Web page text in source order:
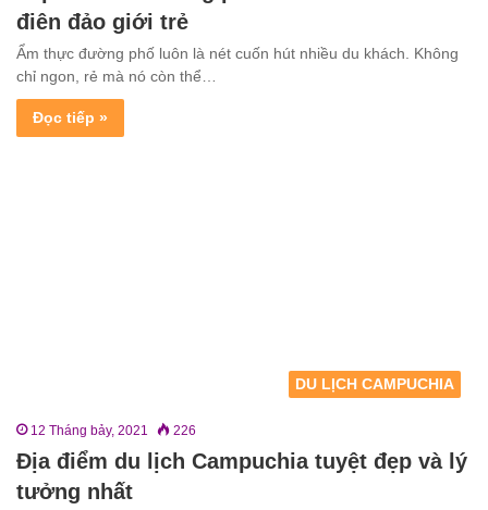
điên đảo giới trẻ
Ẩm thực đường phố luôn là nét cuốn hút nhiều du khách. Không
chỉ ngon, rẻ mà nó còn thể…
Đọc tiếp »
DU LỊCH CAMPUCHIA
12 Tháng bảy, 2021 226
Địa điểm du lịch Campuchia tuyệt đẹp và lý
tưởng nhất